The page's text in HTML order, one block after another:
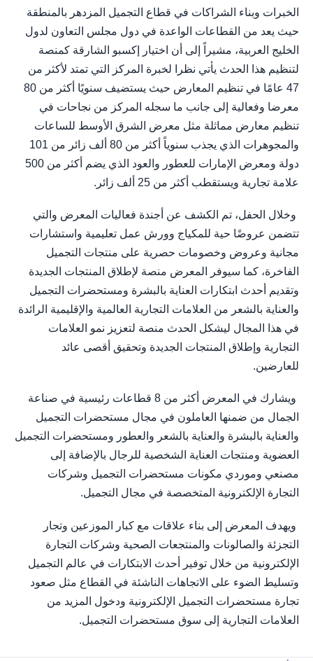
الخبرات وبناء الشراكات في قطاع التجميل المزدهر بالمنطقة
حيث يعد من القطاعات الواعدة في دول مجلس التعاون لدول
الخليج العربية، مشيراً إلى أن اختيار إكسبو الشارقة كمنصة
لتنظيم هذا الحدث يأتي نظرا لخبرة المركز التي تمتد لأكثر من
47 عامًا في تنظيم المعارض حيث يستضيف سنويًا أكثر من 80
معرضا وفعالية إلى جانب ما سجله المركز من نجاحات في
تنظيم معارض مماثلة مثل معرض الشرق الأوسط للساعات
والمجوهرات الذي يجذب سنوياً أكثر من 80 ألف زائر من 101
دولة ومعرض الإمارات للعطور والعود الذي يضم أكثر من 500
علامة تجارية ويستقطب أكثر من 25 ألف زائر.
وخلال الحفل، تم الكشف عن أجندة فعاليات المعرض والتي
تتضمن عروضًا حية للمكياج وورش عمل تعليمية واستشارات
مجانية وعروض وخصومات حصرية على منتجات التجميل
الفاخرة، كما سيوفر المعرض منصة لإطلاق المنتجات الجديدة
وتقديم أحدث ابتكارات العناية بالبشرة ومستحضرات التجميل
والعناية بالشعر من العلامات التجارية العالمية والإقليمية الرائدة
في هذا المجال ليشكل الحدث منصة لتعزيز نمو العلامات
التجارية وإطلاق المنتجات الجديدة وتحقيق أقصى عائد
للعارضين.
ويشارك في المعرض أكثر من 8 قطاعات رئيسية في صناعة
الجمال من ضمنها العاملون في مجال مستحضرات التجميل
والعناية بالبشرة والعناية بالشعر والعطور ومستحضرات التجميل
العضوية ومنتجات العناية الشخصية للرجال بالإضافة إلى
مصنعي وموردي مكونات مستحضرات التجميل وشركات
التجارة الإلكترونية المتخصصة في مجال التجميل.
ويهدف المعرض إلى بناء علاقات مع كبار الموزعين وتجار
التجزئة والصالونات والمنتجعات الصحية وشركات التجارة
الإلكترونية من خلال توفير أحدث الابتكارات في عالم التجميل
وتسليط الضوء على الاتجاهات الناشئة في القطاع مثل صعود
تجارة مستحضرات التجميل الإلكترونية ودخول المزيد من
العلامات التجارية إلى سوق مستحضرات التجميل.